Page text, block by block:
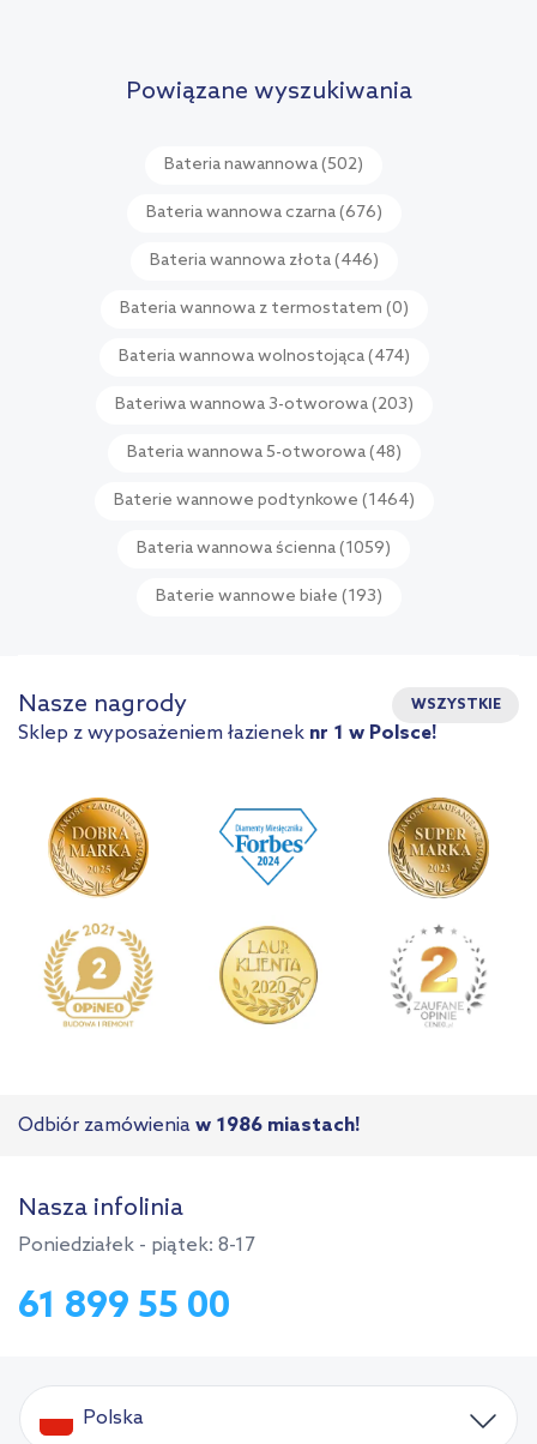
Powiązane wyszukiwania
Bateria nawannowa(502)
Bateria wannowa czarna(676)
Bateria wannowa złota(446)
Bateria wannowa z termostatem (0)
Bateria wannowa wolnostojąca(474)
Bateriwa wannowa 3-otworowa(203)
Bateria wannowa 5-otworowa(48)
Baterie wannowe podtynkowe (1464)
Bateria wannowa ścienna(1059)
Baterie wannowe białe (193)
Nasze nagrody WSZYSTKIE
Sklep z wyposażeniem łazienek nr 1 w Polsce!
Odbiór zamówienia w 1986 miastach!
Nasza infolinia
Poniedziałek - piątek: 8-17
61 899 55 00
Polska